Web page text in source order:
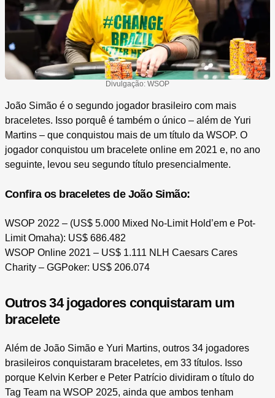
Divulgação: WSOP
João Simão é o segundo jogador brasileiro com mais
braceletes. Isso porquê é também o único – além de Yuri
Martins – que conquistou mais de um título da WSOP. O
jogador conquistou um bracelete online em 2021 e, no ano
seguinte, levou seu segundo título presencialmente.
Confira os braceletes de João Simão:
WSOP 2022 – (US$ 5.000 Mixed No-Limit Hold’em e Pot-
Limit Omaha): US$ 686.482
WSOP Online 2021 – US$ 1.111 NLH Caesars Cares
Charity – GGPoker: US$ 206.074
Outros 34 jogadores conquistaram um
bracelete
Além de João Simão e Yuri Martins, outros 34 jogadores
brasileiros conquistaram braceletes, em 33 títulos. Isso
porque Kelvin Kerber e Peter Patrício dividiram o título do
Tag Team na WSOP 2025, ainda que ambos tenham